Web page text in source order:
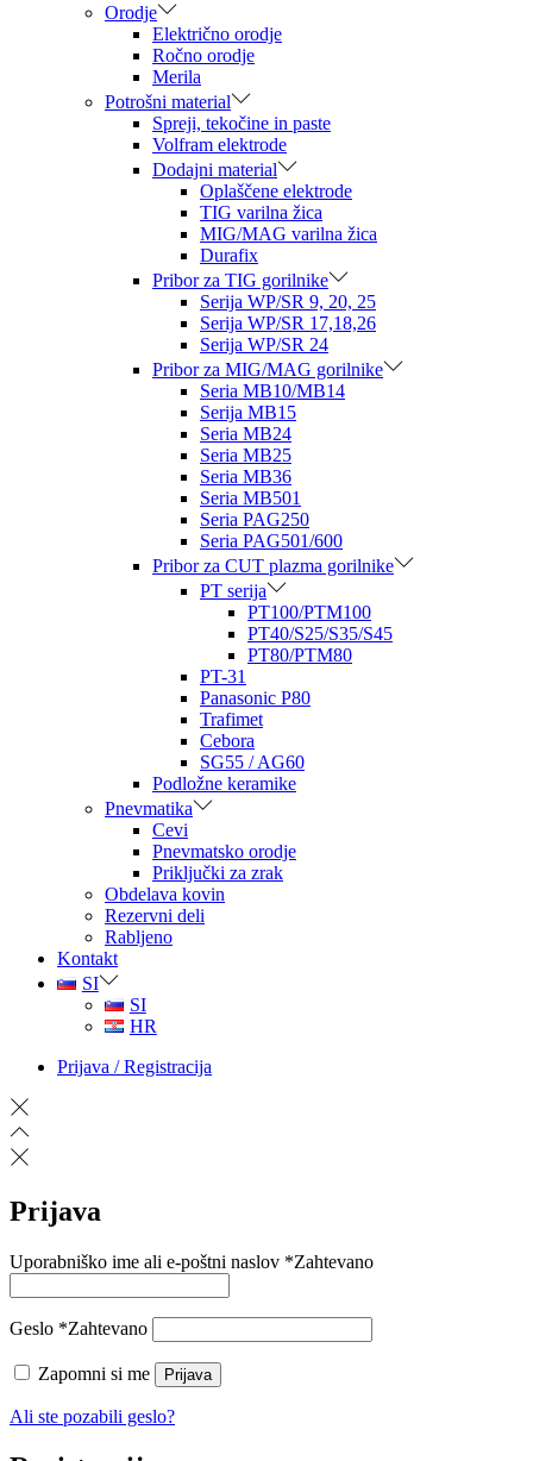
Orodje
Električno orodje
Ročno orodje
Merila
Potrošni material
Spreji, tekočine in paste
Volfram elektrode
Dodajni material
Oplaščene elektrode
TIG varilna žica
MIG/MAG varilna žica
Durafix
Pribor za TIG gorilnike
Serija WP/SR 9, 20, 25
Serija WP/SR 17,18,26
Serija WP/SR 24
Pribor za MIG/MAG gorilnike
Seria MB10/MB14
Serija MB15
Seria MB24
Seria MB25
Seria MB36
Seria MB501
Seria PAG250
Seria PAG501/600
Pribor za CUT plazma gorilnike
PT serija
PT100/PTM100
PT40/S25/S35/S45
PT80/PTM80
PT-31
Panasonic P80
Trafimet
Cebora
SG55 / AG60
Podložne keramike
Pnevmatika
Cevi
Pnevmatsko orodje
Priključki za zrak
Obdelava kovin
Rezervni deli
Rabljeno
Kontakt
SI
SI
HR
Prijava / Registracija
Prijava
Uporabniško ime ali e-poštni naslov *Zahtevano
Geslo *Zahtevano
Zapomni si me Prijava
Ali ste pozabili geslo?